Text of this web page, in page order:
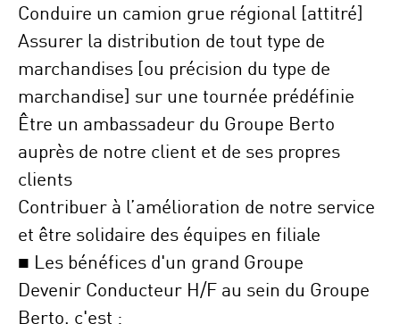
Conduire un camion grue régional [attitré]
Assurer la distribution de tout type de
marchandises [ou précision du type de
marchandise] sur une tournée prédéfinie
Être un ambassadeur du Groupe Berto
auprès de notre client et de ses propres
clients
Contribuer à l’amélioration de notre service
et être solidaire des équipes en filiale
■ Les bénéfices d'un grand Groupe
Devenir Conducteur H/F au sein du Groupe
Berto, c'est :